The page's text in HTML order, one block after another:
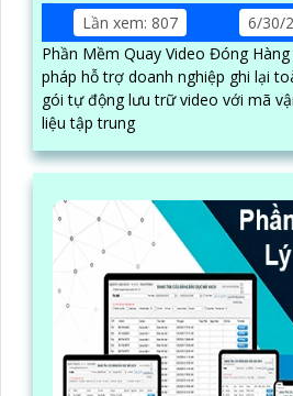
Lần xem: 807
6/30/
Phần Mềm Quay Video Đóng
pháp hỗ trợ doanh nghiệp ghi lại
gói tự động lưu trữ video với mã
liệu tập trung